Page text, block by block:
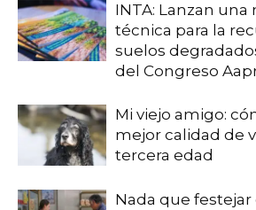
INTA: Lanzan una
técnica para la
suelos
del Congreso
Mi viejo amigo:
mejor calidad de
tercera edad
Nada que festejar